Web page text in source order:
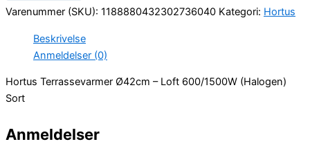
Varenummer (SKU): 1188880432302736040 Kategori: Hortus
Beskrivelse
Anmeldelser (0)
Hortus Terrassevarmer Ø42cm – Loft 600/1500W (Halogen)
Sort
Anmeldelser